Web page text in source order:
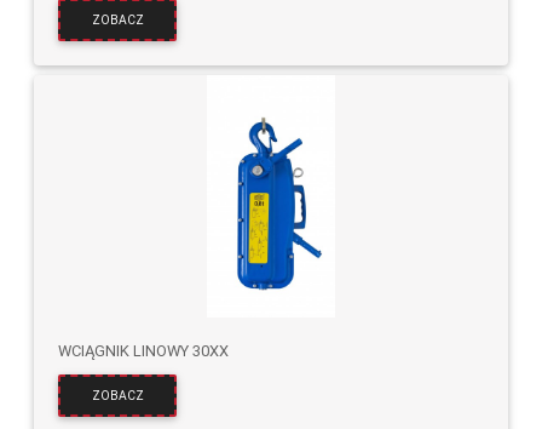
ZOBACZ
WCIĄGNIK LINOWY 30XX
ZOBACZ